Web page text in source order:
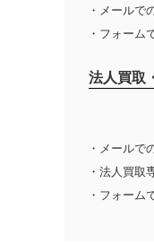
・メールで
・フォーム
法人買取
・メールで
・法人買取
・フォーム